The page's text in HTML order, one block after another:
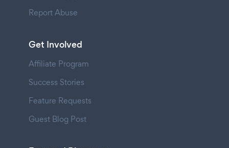
Report Abuse
Get Involved
Affiliate Program
Success Stories
Feature Requests
Guest Blog Post